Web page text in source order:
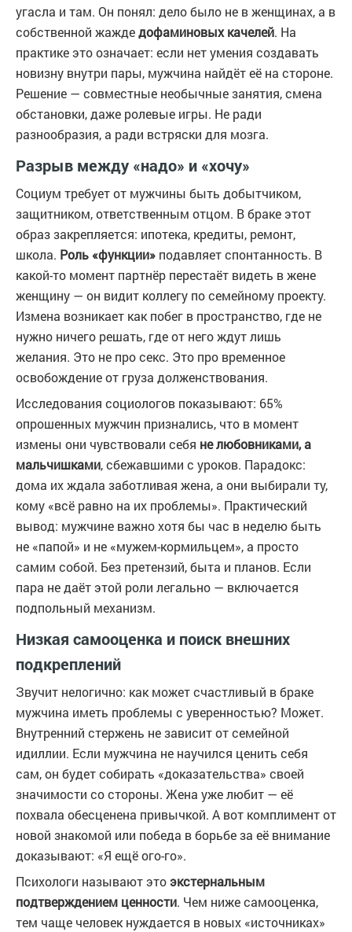
угасла и там. Он понял: дело было не в женщинах, а в
собственной жаждедофаминовых качелей. На
практике это означает: если нет умения создавать
новизну внутри пары, мужчина найдёт её на стороне.
Решение — совместные необычные занятия, смена
обстановки, даже ролевые игры. Не ради
разнообразия, а ради встряски для мозга.
Разрыв между «надо» и «хочу»
Социум требует от мужчины быть добытчиком,
защитником, ответственным отцом. В браке этот
образ закрепляется: ипотека, кредиты, ремонт,
школа. Роль «функции» подавляет спонтанность. В
какой-то момент партнёр перестаёт видеть в жене
женщину — он видит коллегу по семейному проекту.
Измена возникает как побег в пространство, где не
нужно ничего решать, где от него ждут лишь
желания. Это не про секс. Это про временное
освобождение от груза долженствования.
Исследования социологов показывают: 65%
опрошенных мужчин признались, что в момент
измены они чувствовали себя не любовниками, а
мальчишками, сбежавшими с уроков. Парадокс:
дома их ждала заботливая жена, а они выбирали ту,
кому «всё равно на их проблемы». Практический
вывод: мужчине важно хотя бы час в неделю быть
не «папой» и не «мужем-кормильцем», а просто
самим собой. Без претензий, быта и планов. Если
пара не даёт этой роли легально — включается
подпольный механизм.
Низкая самооценка и поиск внешних
подкреплений
Звучит нелогично: как может счастливый в браке
мужчина иметь проблемы с уверенностью? Может.
Внутренний стержень не зависит от семейной
идиллии. Если мужчина не научился ценить себя
сам, он будет собирать «доказательства» своей
значимости со стороны. Жена уже любит — её
похвала обесценена привычкой. А вот комплимент от
новой знакомой или победа в борьбе за её внимание
доказывают: «Я ещё ого-го».
Психологи называют этоэкстернальным
подтверждением ценности. Чем ниже самооценка,
тем чаще человек нуждается в новых «источниках»